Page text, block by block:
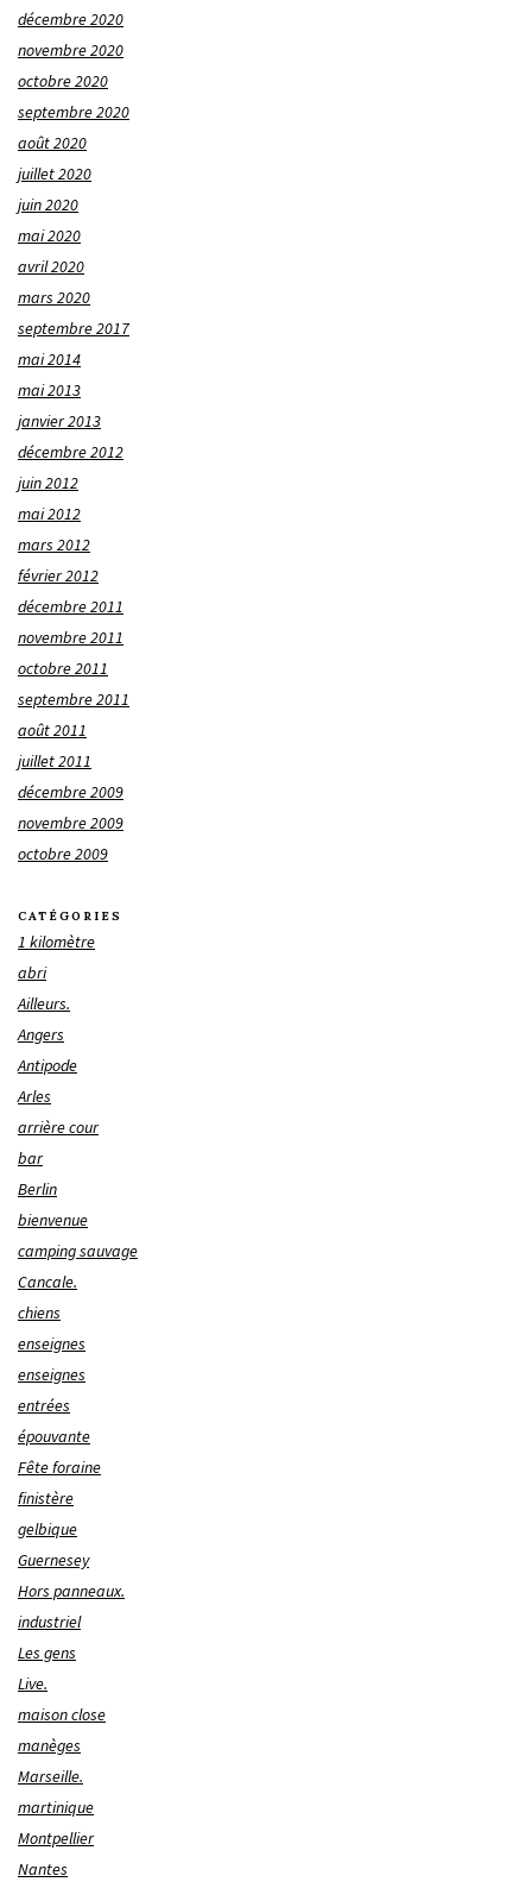
décembre 2020
novembre 2020
octobre 2020
septembre 2020
août 2020
juillet 2020
juin 2020
mai 2020
avril 2020
mars 2020
septembre 2017
mai 2014
mai 2013
janvier 2013
décembre 2012
juin 2012
mai 2012
mars 2012
février 2012
décembre 2011
novembre 2011
octobre 2011
septembre 2011
août 2011
juillet 2011
décembre 2009
novembre 2009
octobre 2009
CATÉGORIES
1 kilomètre
abri
Ailleurs.
Angers
Antipode
Arles
arrière cour
bar
Berlin
bienvenue
camping sauvage
Cancale.
chiens
enseignes
enseignes
entrées
épouvante
Fête foraine
finistère
gelbique
Guernesey
Hors panneaux.
industriel
Les gens
Live.
maison close
manèges
Marseille.
martinique
Montpellier
Nantes